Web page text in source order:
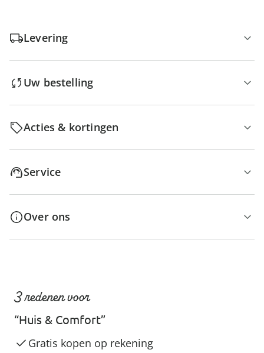
Levering
Uw bestelling
Acties & kortingen
Service
Over ons
3 redenen voor
“Huis & Comfort”
Gratis kopen op rekening